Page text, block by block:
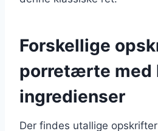
Forskellige
porretærte med
ingredienser
Der findes utallige